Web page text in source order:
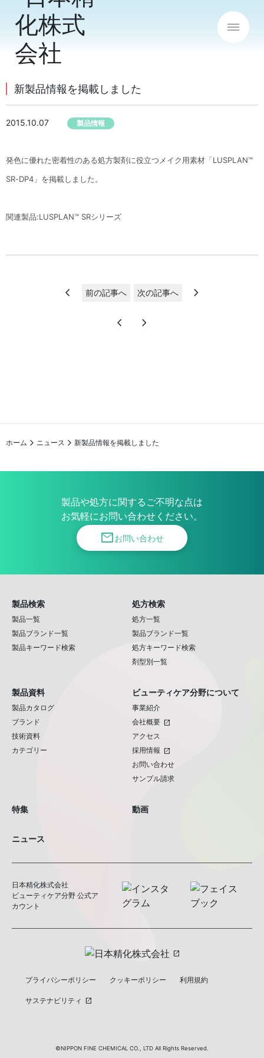
新製品情報を掲載しました
2015.10.07 製品情報
発色に優れた密着性のある処方製剤に役立つメイク用素材「LUSPLAN™
SR-DP4」を掲載しました。
関連製品:LUSPLAN™ SRシリーズ
chevron_left 前の記事へ 次の記事へ
chevron_right
chevron_left
chevron_right
ホーム ニュース 新製品情報を掲載しました
製品や処方に関するご不明な点は
お気軽にお問い合わせください。
mailお問い合わせ
製品検索
製品一覧
製品ブランド一覧
製品キーワード検索
処方検索
処方一覧
製品ブランド一覧
処方キーワード検索
剤型別一覧
製品資料
製品カタログ
ブランド
技術資料
カテゴリー
ビューティケア分野について
事業紹介
会社概要 open_in_new
アクセス
採用情報 open_in_new
お問い合わせ
サンプル請求
特集 動画
ニュース
日本精化株式会社
ビューティケア分野 公式ア
カウント
プライバシーポリシー クッキーポリシー 利用規約
サステナビリティ open_in_new
open_in_new
©NIPPON FINE CHEMICAL CO., LTD All Rights Reserved.